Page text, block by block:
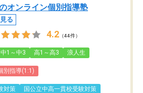
オンライン個別指導塾
る
4.2 （44件）
中1～中3 高1～高3 浪人生
別指導(1:1)
対策
国公立中高一貫校受験対策